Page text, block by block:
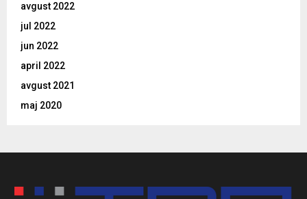
avgust 2022
jul 2022
jun 2022
april 2022
avgust 2021
maj 2020